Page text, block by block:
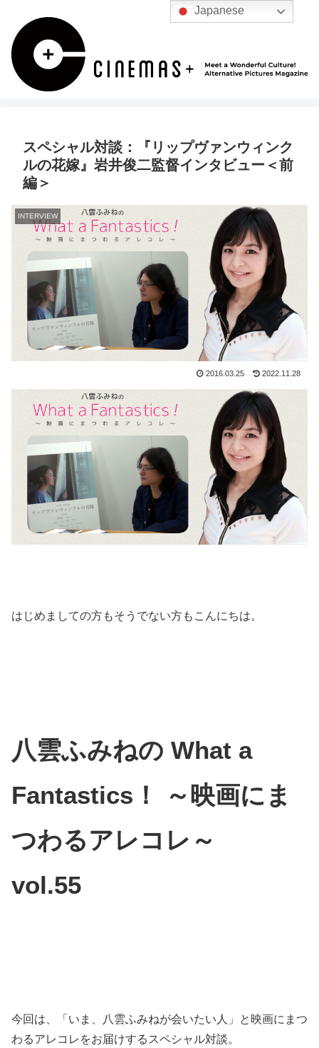
スペシャル対談：『リップヴァンウィンク
ルの花嫁』岩井俊二監督インタビュー＜前
編＞
INTERVIEW
2016.03.25 2022.11.28
はじめましての方もそうでない方もこんにちは。
八雲ふみねの What a
Fantastics！ ～映画にま
つわるアレコレ～
vol.55
今回は、「いま、八雲ふみねが会いたい人」と映画にまつ
わるアレコレをお届けするスペシャル対談。
Japanese